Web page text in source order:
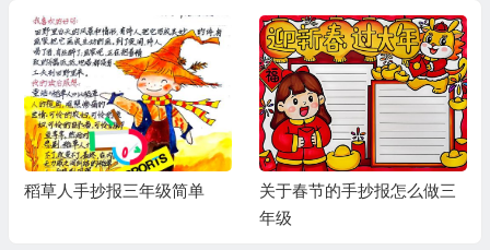
关于春节的手抄报怎么做三
三年级网络安全手抄报